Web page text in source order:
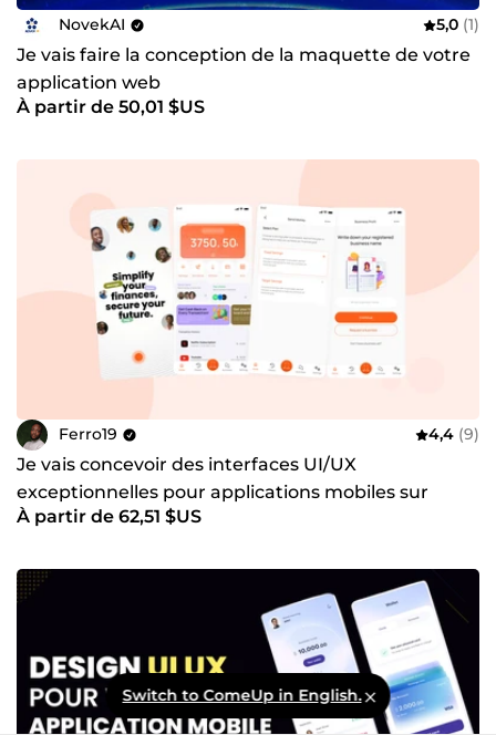
NovekAI 5,0 (1)
Je vais faire la conception de la maquette de votre
application web
À partir de 50,01 $US
Ferro19 4,4 (9)
Je vais concevoir des interfaces UI/UX
exceptionnelles pour applications mobiles sur
Figma
À partir de 62,51 $US
Switch to ComeUp in English.